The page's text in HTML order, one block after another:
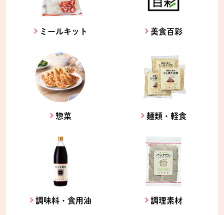
ミールキット 美食百彩
惣菜 麺類・軽食
調味料・食用油 調理素材